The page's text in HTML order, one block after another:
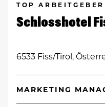
TOP ARBEITGEBER
Schlosshotel
6533 Fiss/Tirol,
MARKETING